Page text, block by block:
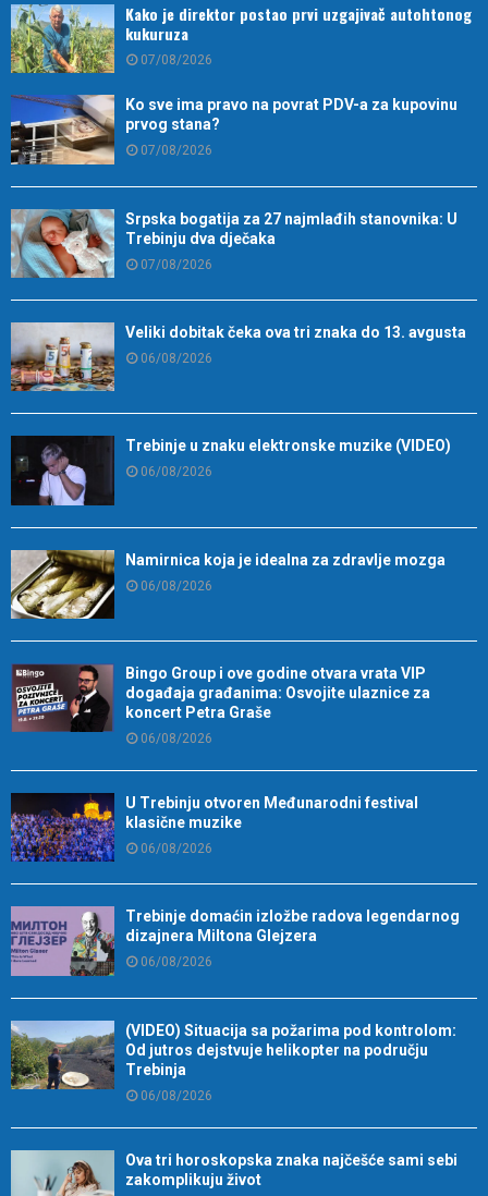
Kako je direktor postao prvi uzgajivač autohtonog
kukuruza
07/08/2026
Ko sve ima pravo na povrat PDV-a za kupovinu
prvog stana?
07/08/2026
Srpska bogatija za 27 najmlađih stanovnika: U
Trebinju dva dječaka
07/08/2026
Veliki dobitak čeka ova tri znaka do 13. avgusta
06/08/2026
Trebinje u znaku elektronske muzike (VIDEO)
06/08/2026
Namirnica koja je idealna za zdravlje mozga
06/08/2026
Bingo Group i ove godine otvara vrata VIP
događaja građanima: Osvojite ulaznice za
koncert Petra Graše
06/08/2026
U Trebinju otvoren Međunarodni festival
klasične muzike
06/08/2026
Trebinje domaćin izložbe radova legendarnog
dizajnera Miltona Glejzera
06/08/2026
(VIDEO) Situacija sa požarima pod kontrolom:
Od jutros dejstvuje helikopter na području
Trebinja
06/08/2026
Ova tri horoskopska znaka najčešće sami sebi
zakomplikuju život